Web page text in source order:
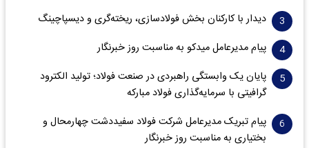
دیدار با کارکنان بخش فولادسازی، ریخته‌گری و دیسپاچینگ
پیام مدیرعامل میدکو به مناسبت روز خبرنگار
پایان یک وابستگی راهبردی در صنعت فولاد؛ تولید الکترود
گرافیتی با سرمایه‌گذاری فولاد مبارکه
پیام تبریک مدیرعامل شرکت فولاد سفیددشت چهارمحال و
بختیاری به مناسبت روز خبرنگار